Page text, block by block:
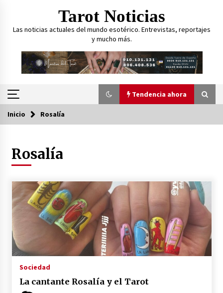
contenido
Tarot Noticias
Las noticias actuales del mundo esotérico. Entrevistas, reportajes
y mucho más.
Tendencia ahora
Tendencia ahora
¿Cómo puede ayudar el Tarot
psicológicamente a las personas?
23 de marzo de 2023
¿Qué es el Tarot?
16 de marzo de 2023
Otra Dimensión, nuevo programa de TV
Inicio Rosalía
Rosalía
Sociedad
La cantante Rosalía y el Tarot